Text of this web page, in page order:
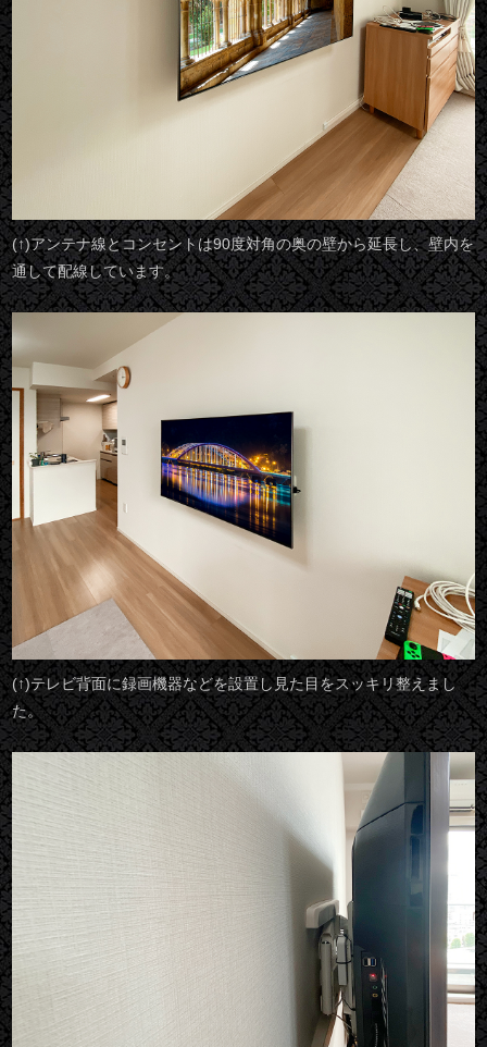
(↑)アンテナ線とコンセントは90度対角の奥の壁から延長し、壁内を
通して配線しています。
(↑)テレビ背面に録画機器などを設置し見た目をスッキリ整えまし
た。